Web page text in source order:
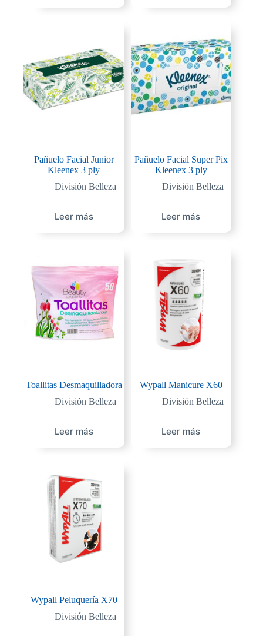
Pañuelo Facial Junior
Kleenex 3 ply
División Belleza
Leer más
Pañuelo Facial Super Pix
Kleenex 3 ply
División Belleza
Leer más
Toallitas Desmaquilladora
División Belleza
Leer más
Wypall Manicure X60
División Belleza
Leer más
Wypall Peluquería X70
División Belleza